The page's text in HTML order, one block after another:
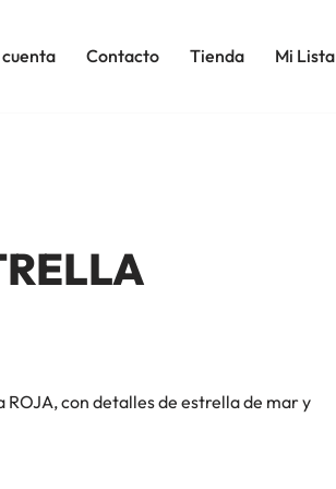
cuenta Contacto Tienda Mi Lista
ROJA, con detalles de estrella de mar y